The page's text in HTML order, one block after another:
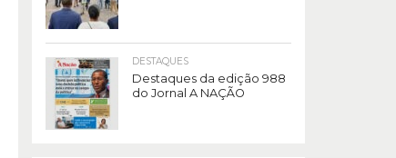
DESTAQUES
Destaques da edição 988
do Jornal A NAÇÃO